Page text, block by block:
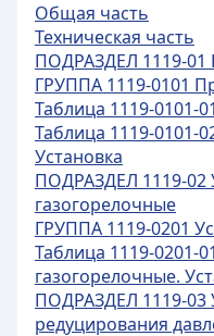
Общая часть
Техническая часть
ПОДРАЗДЕЛ 1119-01
ГРУППА 1119-0101
Таблица 1119-0101-
Таблица 1119-0101-
Установка
ПОДРАЗДЕЛ 1119-02
газогорелочные
ГРУППА 1119-0201
Таблица 1119-0201-
газогорелочные.
ПОДРАЗДЕЛ 1119-03
редуцирования